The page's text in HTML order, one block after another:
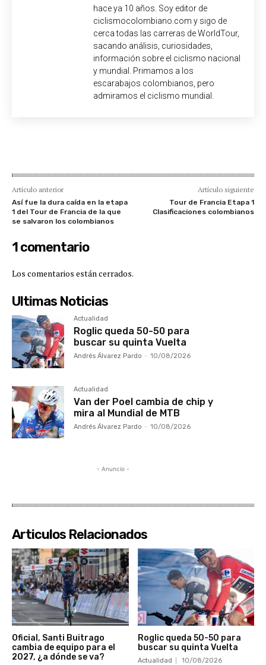
hace ya 10 años. Soy editor de
ciclismocolombiano.com y sigo de
cerca todas las carreras de WorldTour,
sacando análisis, curiosidades,
información sobre el ciclismo nacional
y mundial. Primamos a los
escarabajos colombianos, pero
admiramos el ciclismo mundial.
Artículo anterior
Así fue la dura caída en la etapa
1 del Tour de Francia de la que
se salvaron los colombianos
Artículo siguiente
Tour de Francia Etapa 1
Clasificaciones colombianos
1 comentario
Los comentarios están cerrados.
Ultimas Noticias
Actualidad
Roglic queda 50-50 para
buscar su quinta Vuelta
Andrés Álvarez Pardo - 10/08/2026
Actualidad
Van der Poel cambia de chip y
mira al Mundial de MTB
Andrés Álvarez Pardo - 10/08/2026
- Anuncio -
Articulos Relacionados
Oficial, Santi Buitrago
cambia de equipo para el
2027, ¿a dónde se va?
Roglic queda 50-50 para
buscar su quinta Vuelta
Actualidad 10/08/2026